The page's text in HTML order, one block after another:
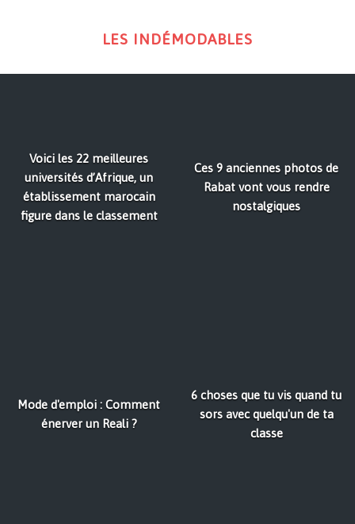
LES INDÉMODABLES
Voici les 22 meilleures
universités d’Afrique, un
établissement marocain
figure dans le classement
Ces 9 anciennes photos de
Rabat vont vous rendre
nostalgiques
Mode d'emploi : Comment
énerver un Reali ?
6 choses que tu vis quand tu
sors avec quelqu'un de ta
classe